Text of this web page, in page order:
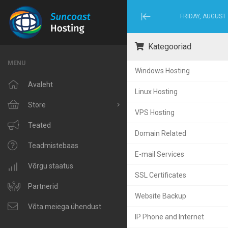
Minimize
Menu
FRIDAY,
MENU
Avaleht
Store
Browse All
Windows Hosting
Linux Hosting
VPS Hosting
Domain Related
Teated
Teadmistebaas
Võrgu staatus
Partnerid
Võta meiega ühendust
Kategooriad
Windows Hosting
Linux Hosting
VPS Hosting
Domain Related
E-mail Services
SSL Certificates
Website Backup
IP Phone and Internet